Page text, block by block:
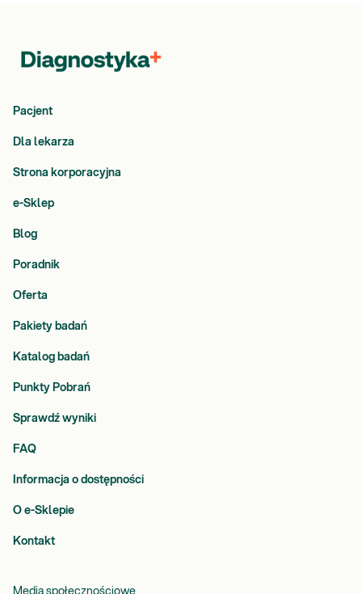
Pacjent
Dla lekarza
Strona korporacyjna
e-Sklep
Blog
Poradnik
Oferta
Pakiety badań
Katalog badań
Punkty Pobrań
Sprawdź wyniki
FAQ
Informacja o dostępności
O e-Sklepie
Kontakt
Media społecznościowe